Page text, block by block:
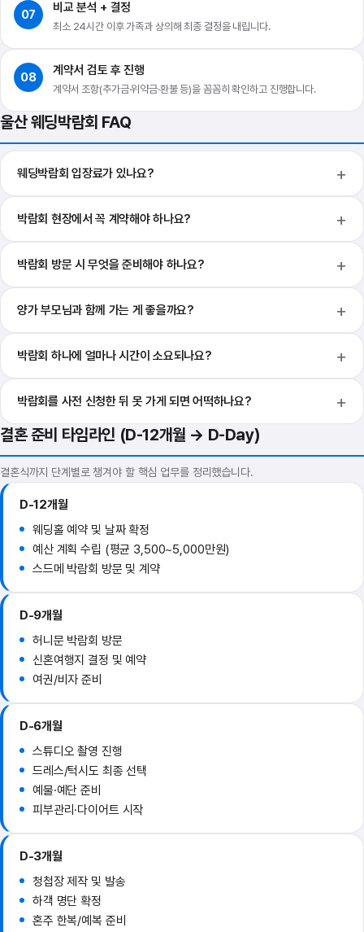
07 비교 분석 + 결정
최소 24시간 이후 가족과 상의해 최종 결정을 내립니다.
08 계약서 검토 후 진행
계약서 조항(추가금·위약금·환불 등)을 꼼꼼히 확인하고 진행합니다.
울산 웨딩박람회 FAQ
웨딩박람회 입장료가 있나요?
박람회 현장에서 꼭 계약해야 하나요?
박람회 방문 시 무엇을 준비해야 하나요?
양가 부모님과 함께 가는 게 좋을까요?
박람회 하나에 얼마나 시간이 소요되나요?
박람회를 사전 신청한 뒤 못 가게 되면 어떡하나요?
결혼 준비 타임라인 (D-12개월 → D-Day)
결혼식까지 단계별로 챙겨야 할 핵심 업무를 정리했습니다.
D-12개월
웨딩홀 예약 및 날짜 확정
예산 계획 수립 (평균 3,500~5,000만원)
스드메 박람회 방문 및 계약
D-9개월
허니문 박람회 방문
신혼여행지 결정 및 예약
여권/비자 준비
D-6개월
스튜디오 촬영 진행
드레스/턱시도 최종 선택
예물·예단 준비
피부관리·다이어트 시작
D-3개월
청첩장 제작 및 발송
하객 명단 확정
혼주 한복/예복 준비